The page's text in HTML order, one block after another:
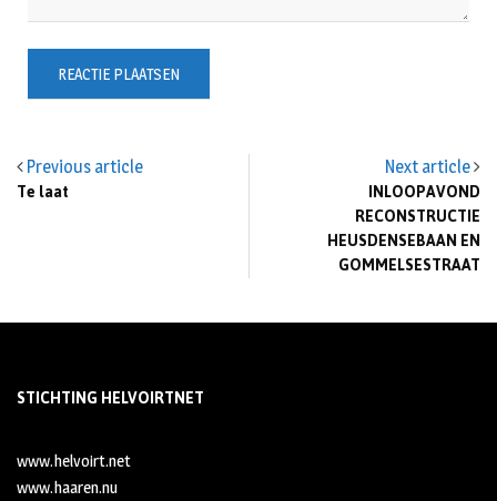
Previous article
Te laat
Next article
INLOOPAVOND
RECONSTRUCTIE
HEUSDENSEBAAN EN
GOMMELSESTRAAT
STICHTING HELVOIRTNET
www.helvoirt.net
www.haaren.nu